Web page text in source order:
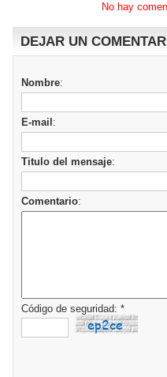
No hay
DEJAR UN
Nombre:
E-mail :
Titulo del mensaje:
Comentario:
Código de seguridad: *